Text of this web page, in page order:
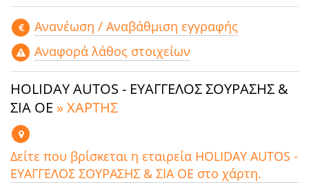
Aνανέωση / Αναβάθμιση εγγραφής
Αναφορά λάθος στοιχείων
HOLIDAY AUTOS - ΕΥΑΓΓΕΛΟΣ ΣΟΥΡΑΣΗΣ &
ΣΙΑ ΟΕ » ΧΑΡΤΗΣ
Δείτε που βρίσκεται η εταιρεία HOLIDAY AUTOS -
ΕΥΑΓΓΕΛΟΣ ΣΟΥΡΑΣΗΣ & ΣΙΑ ΟΕ στο χάρτη.